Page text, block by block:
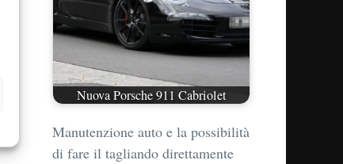
Nuova Porsche 911 Cabriolet
Manutenzione auto e la possibilità
di fare il tagliando direttamente